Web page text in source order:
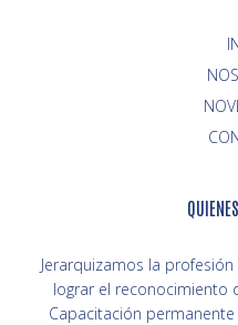
Jerarquizamos la
lograr el reconocimiento
Capacitación